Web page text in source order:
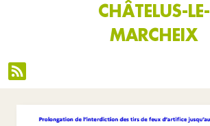
CHÂTELUS-LE-
MARCHEIX